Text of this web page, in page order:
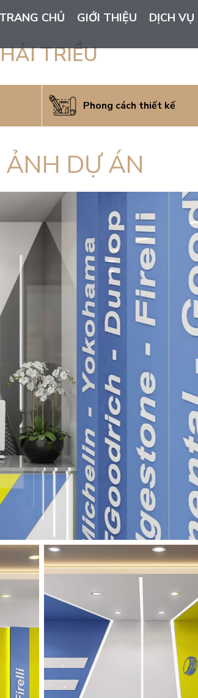
TRANG CHỦ GIỚI THIỆU DỊCH VỤ
TRIỀU
Phong cách thiết kế
DỰ ÁN